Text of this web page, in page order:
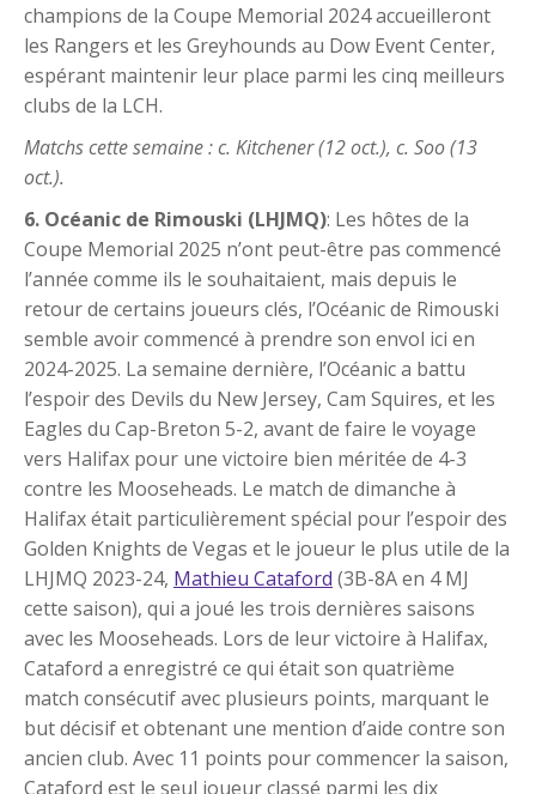
champions de la Coupe Memorial 2024 accueilleront
les Rangers et les Greyhounds au Dow Event Center,
espérant maintenir leur place parmi les cinq meilleurs
clubs de la LCH.
Matchs cette semaine : c. Kitchener (12 oct.), c. Soo (13
oct.).
6. Océanic de Rimouski (LHJMQ): Les hôtes de la
Coupe Memorial 2025 n’ont peut-être pas commencé
l’année comme ils le souhaitaient, mais depuis le
retour de certains joueurs clés, l’Océanic de Rimouski
semble avoir commencé à prendre son envol ici en
2024-2025. La semaine dernière, l’Océanic a battu
l’espoir des Devils du New Jersey, Cam Squires, et les
Eagles du Cap-Breton 5-2, avant de faire le voyage
vers Halifax pour une victoire bien méritée de 4-3
contre les Mooseheads. Le match de dimanche à
Halifax était particulièrement spécial pour l’espoir des
Golden Knights de Vegas et le joueur le plus utile de la
LHJMQ 2023-24, Mathieu Cataford (3B-8A en 4 MJ
cette saison), qui a joué les trois dernières saisons
avec les Mooseheads. Lors de leur victoire à Halifax,
Cataford a enregistré ce qui était son quatrième
match consécutif avec plusieurs points, marquant le
but décisif et obtenant une mention d’aide contre son
ancien club. Avec 11 points pour commencer la saison,
Cataford est le seul joueur classé parmi les dix